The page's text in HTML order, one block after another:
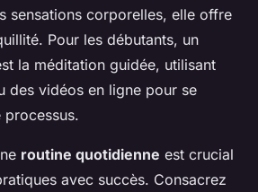
sensations corporelles, elle offre
Pour les débutants, un
la méditation guidée, utilisant
des vidéos en ligne pour se
routine quotidienne est crucial
avec succès. Consacrez